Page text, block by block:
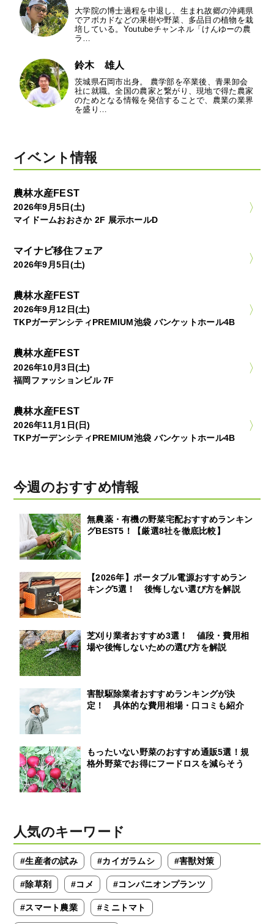
大学院の博士過程を中退し、生まれ故郷の沖縄県
でアボカドなどの果樹や野菜、多品目の植物を栽
培している。Youtubeチャンネル「けんゆーの農
ラ…
鈴木 雄人
茨城県石岡市出身。 農学部を卒業後、青果卸会
社に就職。全国の農家と繋がり、現地で得た農家
のためとなる情報を発信することで、農業の業界
を盛り…
イベント情報
農林水産FEST
2026年9月5日(土)
マイドームおおさか 2F 展示ホールD
マイナビ移住フェア
2026年9月5日(土)
農林水産FEST
2026年9月12日(土)
TKPガーデンシティPREMIUM池袋 バンケットホール4B
農林水産FEST
2026年10月3日(土)
福岡ファッションビル 7F
農林水産FEST
2026年11月1日(日)
TKPガーデンシティPREMIUM池袋 バンケットホール4B
今週のおすすめ情報
無農薬・有機の野菜宅配おすすめランキン
グBEST5！【厳選8社を徹底比較】
【2026年】ポータブル電源おすすめラン
キング5選！ 後悔しない選び方を解説
芝刈り業者おすすめ3選！ 値段・費用相
場や後悔しないための選び方を解説
害獣駆除業者おすすめランキングが決
定！ 具体的な費用相場・口コミも紹介
もったいない野菜のおすすめ通販5選！規
格外野菜でお得にフードロスを減らそう
人気のキーワード
#生産者の試み #カイガラムシ #害獣対策
#除草剤 #コメ #コンパニオンプランツ
#スマート農業 #ミニトマト